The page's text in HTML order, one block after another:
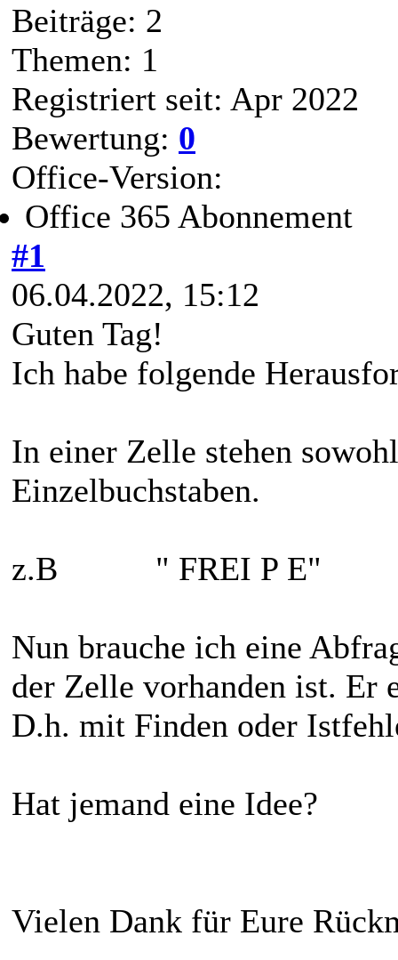
Beiträge: 2
Themen: 1
Registriert seit: Apr 2022
Bewertung: 0
Office-Version:
Office 365 Abonnement
#1
06.04.2022, 15:12
Guten Tag!
Ich habe folgende
In einer Zelle stehen
Einzelbuchstaben.
z.B " FREI P E"
Nun brauche ich eine
der Zelle vorhanden ist. Er
D.h. mit Finden oder
Hat jemand eine Idee?
Vielen Dank für Eure